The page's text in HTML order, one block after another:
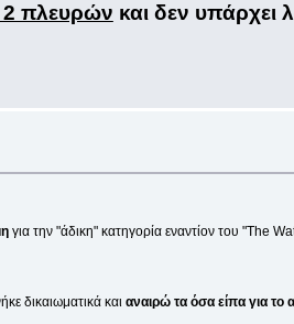
2 πλευρών και δεν υπάρχει
για την "άδικη" κατηγορία εναντίον του "The
δικαιωματικά και αναιρώ τα όσα είπα για το